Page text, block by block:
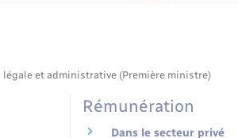
et administrative (Première ministre)
Rémunération
Dans le secteur privé